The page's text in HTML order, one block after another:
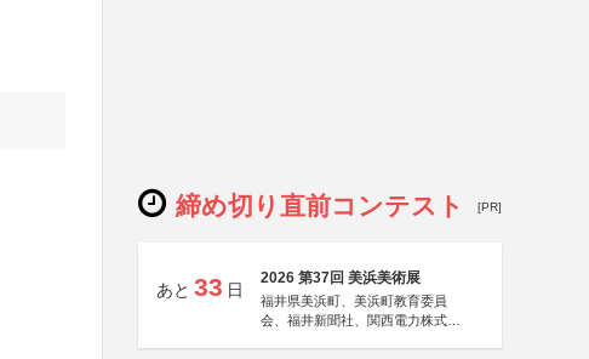
締め切り直前コンテスト [PR]
あと 33 日
2026 第37回 美浜美術展
福井県美浜町、美浜町教育委員
会、福井新聞社、関西電力株式会